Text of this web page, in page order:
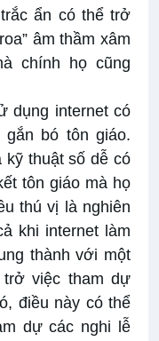
ẩn có thể trở
âm thầm xâm
chính họ cũng
dụng internet có
bó tôn giáo.
kỹ thuật số dễ có
tôn giáo mà họ
thú vị là nghiên
khi internet làm
thành với một
việc tham dự
điều này có thể
dự các nghi lễ